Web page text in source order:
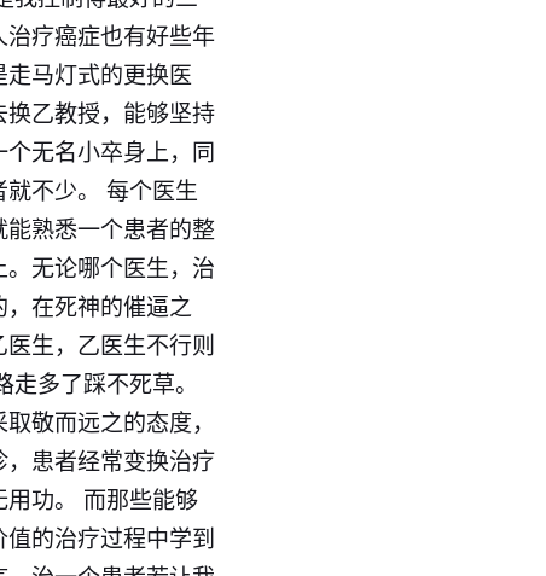
治疗癌症也有好些年
马灯式的更换医
乙教授，能够坚持
无名小卒身上，同
不少。 每个医生
熟悉一个患者的整
无论哪个医生，治
在死神的催逼之
生，乙医生不行则
多了踩不死草。
敬而远之的态度，
患者经常变换治疗
功。 而那些能够
的治疗过程中学到